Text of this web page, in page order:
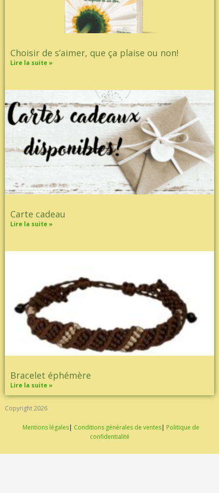
Choisir de s’aimer, que ça plaise ou non!
Lire la suite »
Carte cadeau
Lire la suite »
Bracelet éphémère
Lire la suite »
Copyright 2026
Mentions légales| Conditions générales de ventes| Politique de
confidentialité